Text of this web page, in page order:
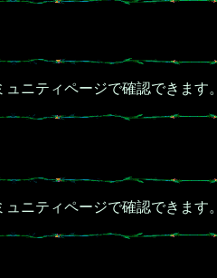
ニティページで確認できます。
ニティページで確認できます。